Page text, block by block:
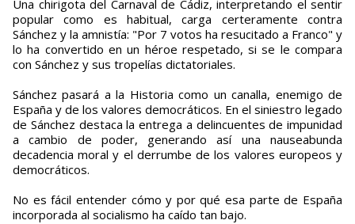
Una chirigota del Carnaval de Cádiz, interpretando el sentir
popular como es habitual, carga certeramente contra
Sánchez y la amnistía: "Por 7 votos ha resucitado a Franco" y
lo ha convertido en un héroe respetado, si se le compara
con Sánchez y sus tropelías dictatoriales.
Sánchez pasará a la Historia como un canalla, enemigo de
España y de los valores democráticos. En el siniestro legado
de Sánchez destaca la entrega a delincuentes de impunidad
a cambio de poder, generando así una nauseabunda
decadencia moral y el derrumbe de los valores europeos y
democráticos.
No es fácil entender cómo y por qué esa parte de España
incorporada al socialismo ha caído tan bajo.